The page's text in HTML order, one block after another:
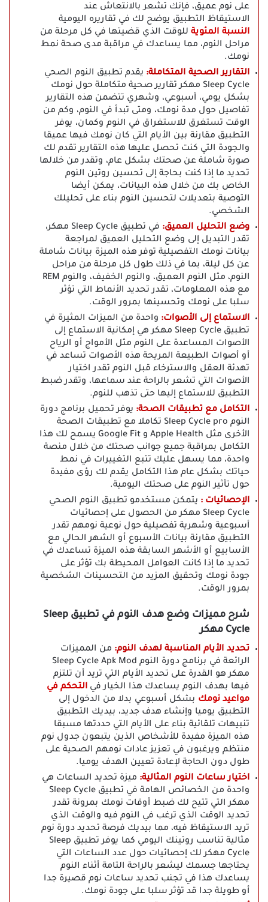
على نوم عميق، فإنك تشعر بالانتعاش عند
الاستيقاظ التطبيق يوضح لك في تقاريره اليومية
النسبة المئوية للوقت الذي قضيتها في كل مرحلة من
مراحل النوم، مما يساعدك في مراقبة مدى صحة نمط
نومك.
التقارير الصحية المتكاملة: يقدم تطبيق النوم الصحي
Sleep Cycle مهكر تقارير صحية متكاملة حول نومك
بشكل يومي، أسبوعي، وشهري تتضمن هذه التقارير
تفاصيل حول مدة نومك، ومتى تبدأ في النوم، وكم من
الوقت تستغرق للاستغراق في النوم وكمان، يوفر
التطبيق مقارنة بين الأيام التي كان نومك فيها عميقا
والجودة التي كنت تحصل عليها هذه التقارير تقدم لك
صورة شاملة عن صحتك بشكل عام، وتقدر من خلالها
تحديد ما إذا كنت بحاجة إلى تحسين روتين النوم
الخاص بك من خلال هذه البيانات، يمكن أيضا
التوصية بتعديلات لتحسين النوم بناء على تحليلك
الشخصي.
وضع التحليل العميق:
في تطبيق Sleep Cycle مهكر،
تقدر التبديل إلى وضع التحليل العميق لمراجعة
بيانات نومك التفصيلية توفر هذه الميزة بيانات شاملة
عن كل ليلة، بما في ذلك طول كل مرحلة من مراحل
النوم، مثل النوم العميق، والنوم الخفيف، والنوم REM
مع هذه المعلومات، تقدر تحديد الأنماط التي تؤثر
سلبا على نومك وتحسينها بمرور الوقت.
الاستماع إلى الأصوات: واحدة من الميزات المثيرة في
تطبيق Sleep Cycle مهكر هي إمكانية الاستماع إلى
الأصوات المساعدة على النوم مثل الأمواج أو الرياح
أو أصوات الطبيعة المريحة هذه الأصوات تساعد في
تهدئة العقل والاسترخاء قبل النوم تقدر اختيار
الأصوات التي تشعر بالراحة عند سماعها، وتقدر ضبط
التطبيق للاستماع إليها حتى تذهب للنوم.
التكامل مع تطبيقات الصحة: يوفر تحميل برنامج دورة
النوم Sleep Cycle pro تكاملا مع تطبيقات الصحة
الأخرى مثل Apple Health و Google Fit يسمح لك هذا
التكامل بمراقبة جميع جوانب صحتك من خلال منصة
واحدة، مما يسهل عليك تتبع التغييرات في نمط
حياتك بشكل عام هذا التكامل يقدم لك رؤى مفيدة
حول تأثير النوم على صحتك اليومية.
الإحصائيات : يتمكن مستخدمو تطبيق النوم الصحي
Sleep Cycle مهكر من الحصول على إحصائيات
أسبوعية وشهرية تفصيلية حول نوعية نومهم تقدر
التطبيق مقارنة بيانات الأسبوع أو الشهر الحالي مع
الأسابيع أو الأشهر السابقة هذه الميزة تساعدك في
تحديد ما إذا كانت العوامل المحيطة بك تؤثر على
جودة نومك وتحقيق المزيد من التحسينات الشخصية
بمرور الوقت.
شرح مميزات وضع هدف النوم في تطبيق Sleep
Cycle مهكر
تحديد الأيام المناسبة لهدف النوم: من المميزات
الرائعة في برنامج دورة النوم Sleep Cycle Apk Mod
مهكر هو القدرة على تحديد الأيام التي تريد أن تلتزم
فيها بهدف النوم يساعدك هذا الخيار في التحكم في
مواعيد نومك بشكل أسبوعي بدلا من الدخول إلى
التطبيق يوميا وإنشاء هدف جديد، بيديك التطبيق
تنبيهات تلقائية بناء على الأيام التي حددتها مسبقا
هذه الميزة مفيدة للأشخاص الذين يتبعون جدول نوم
منتظم ويرغبون في تعزيز عادات نومهم الصحية على
طول دون الحاجة لإعادة تعيين الهدف يوميا.
اختيار ساعات النوم المثالية: ميزة تحديد الساعات هي
واحدة من الخصائص الهامة في تطبيق Sleep Cycle
مهكر التي تتيح لك ضبط أوقات نومك بمرونة تقدر
تحديد الوقت الذي ترغب في النوم فيه والوقت الذي
تريد الاستيقاظ فيه، مما بيديك فرصة تحديد دورة نوم
مثالية تناسب روتينك اليومي كما يوفر تطبيق Sleep
Cycle مهكر لك إحصائيات حول عدد الساعات التي
يحتاجها جسمك ليشعر بالراحة التامة أثناء النوم
يساعدك هذا في تجنب تحديد ساعات نوم قصيرة جدا
أو طويلة جدا قد تؤثر سلبا على جودة نومك.